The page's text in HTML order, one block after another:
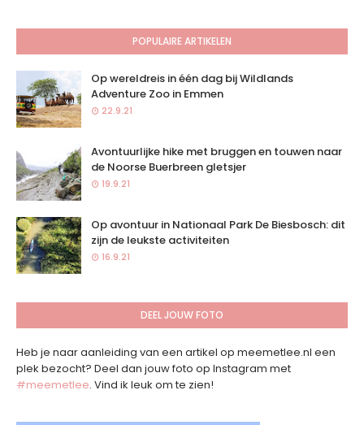
POPULAIRE ARTIKELEN
Op wereldreis in één dag bij Wildlands
Adventure Zoo in Emmen
22.9.21
Avontuurlijke hike met bruggen en touwen naar
de Noorse Buerbreen gletsjer
19.9.21
Op avontuur in Nationaal Park De Biesbosch: dit
zijn de leukste activiteiten
16.9.21
DEEL JOUW FOTO
Heb je naar aanleiding van een artikel op meemetlee.nl een
plek bezocht? Deel dan jouw foto op Instagram met
#meemetlee. Vind ik leuk om te zien!